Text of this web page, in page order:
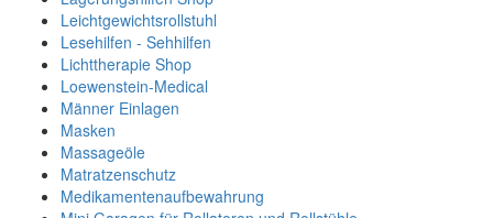
Leichtgewichtsrollstuhl
Lesehilfen - Sehhilfen
Lichttherapie Shop
Loewenstein-Medical
Männer Einlagen
Masken
Massageöle
Matratzenschutz
Medikamentenaufbewahrung